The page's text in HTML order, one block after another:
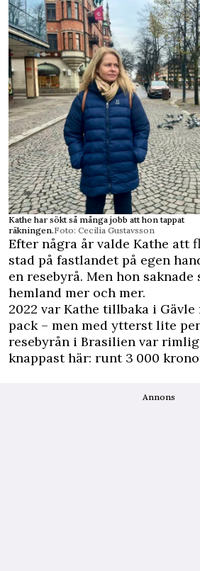
Kathe har sökt så många jobb att hon tappat
räkningen.Foto: Cecilia Gustavsson
Efter några år valde Kathe
stad på fastlandet på egen
en resebyrå. Men hon
hemland mer och mer.
2022 var Kathe tillbaka i
pack – men med ytterst lite
resebyrån i Brasilien var
knappast här: runt 3 000
Annons